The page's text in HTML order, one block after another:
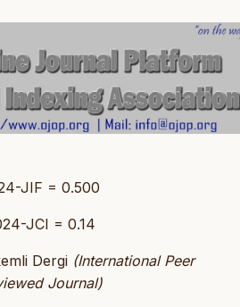
JIF = 0.500
JCI = 0.14
Dergi (International Peer
Journal)